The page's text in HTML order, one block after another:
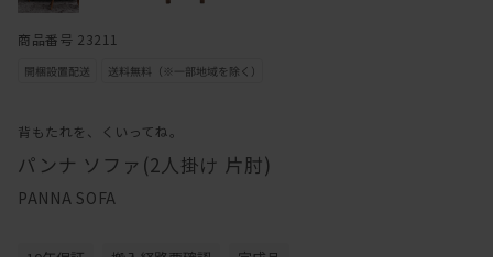
背もたれを、くいってね。
パンナ ソファ(2人掛け 片肘)
PANNA SOFA
商品番号 23211